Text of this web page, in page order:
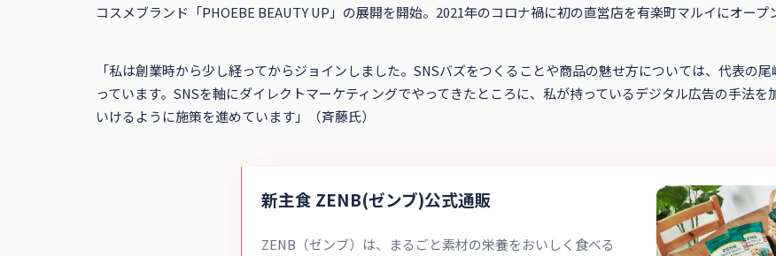
コスメブランド「PHOEBE BEAUTY UP」の展開を開始。2021年のコロナ禍に初の直営店を有楽町マルイにオープ
「私は創業時から少し経ってからジョインしました。SNSバズをつくることや商品の魅せ方については、代表の
っています。SNSを軸にダイレクトマーケティングでやってきたところに、私が持っているデジタル広告の手法
いけるように施策を進めています」（斉藤氏）
新主食 ZENB(ゼンブ)公式通販
ZENB（ゼンブ）は、まるごと素材の栄養をおいしく食べる